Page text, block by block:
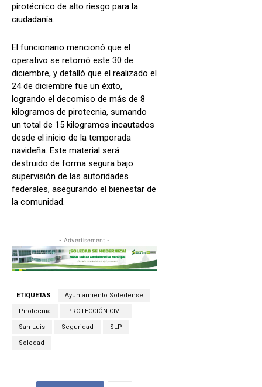
pirotécnico de alto riesgo para la
ciudadanía.
El funcionario mencionó que el
operativo se retomó este 30 de
diciembre, y detalló que el realizado el
24 de diciembre fue un éxito,
logrando el decomiso de más de 8
kilogramos de pirotecnia, sumando
un total de 15 kilogramos incautados
desde el inicio de la temporada
navideña. Este material será
destruido de forma segura bajo
supervisión de las autoridades
federales, asegurando el bienestar de
la comunidad.
- Advertisement -
ETIQUETAS Ayuntamiento Soledense
Pirotecnia PROTECCIÓN CIVIL
San Luis Seguridad SLP
Soledad